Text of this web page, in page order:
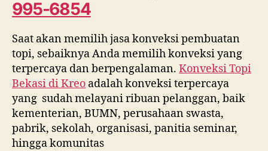
0815
995
6854
995-6854
Saat akan memilih jasa konveksi pembuatan
topi, sebaiknya Anda memilih konveksi yang
terpercaya dan berpengalaman. Konveksi Topi
Bekasi diKreo adalah konveksi terpercaya
yang sudah melayani ribuan pelanggan, baik
kementerian, BUMN, perusahaan swasta,
pabrik, sekolah, organisasi, panitia seminar,
hingga komunitas